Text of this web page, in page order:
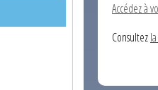
Accédez à
Consultez